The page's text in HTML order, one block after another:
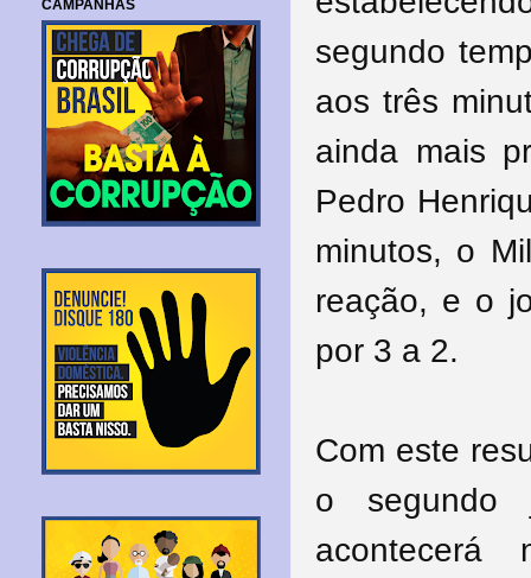
segundo
aos três
ainda mais
Pedro
minutos, o
reação, e o
por 3 a 2.
Com este
o segundo
acontecerá
CAMPANHAS